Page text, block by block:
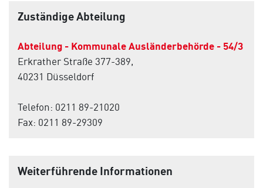
Zuständige Abteilung
Abteilung - Kommunale Ausländerbehörde - 54/3
Erkrather Straße 377-389,
40231 Düsseldorf
Telefon: 0211 89-21020
Fax: 0211 89-29309
Weiterführende Informationen